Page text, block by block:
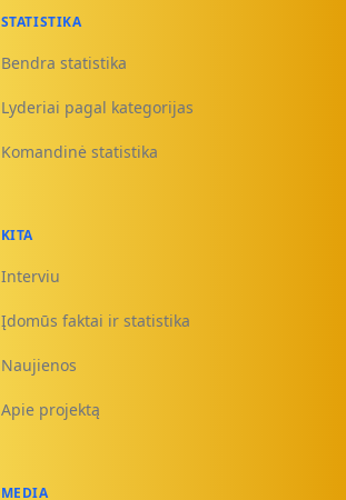
STATISTIKA
Bendra statistika
Lyderiai pagal kategorijas
Komandinė statistika
KITA
Interviu
Įdomūs faktai ir statistika
Naujienos
Apie projektą
MEDIA